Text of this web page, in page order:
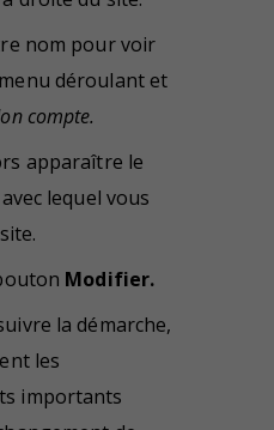
nom pour voir
déroulant et
compte.
apparaître le
lequel vous
Modifier.
la démarche,
les
importants